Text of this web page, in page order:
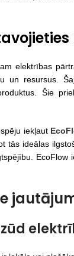
elektrības
un resursus.
Šie
iekļaut
tās ideālas